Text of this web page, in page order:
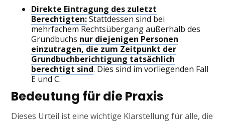
Direkte Eintragung des zuletzt
Berechtigten:Stattdessen sind bei
mehrfachem Rechtsübergang außerhalb des
Grundbuchs nur diejenigen Personen
einzutragen, die zum Zeitpunkt der
Grundbuchberichtigung tatsächlich
berechtigt sind. Dies sind im vorliegenden Fall
E und C.
Bedeutung für die Praxis
Dieses Urteil ist eine wichtige Klarstellung für alle, die